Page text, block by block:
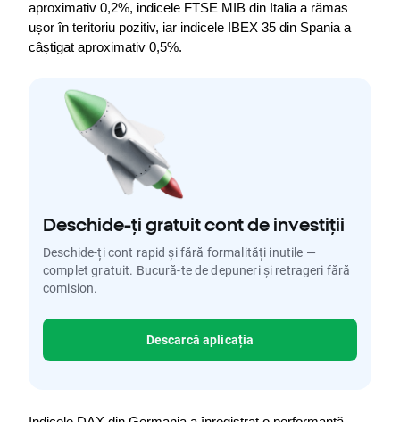
aproximativ 0,2%, indicele FTSE MIB din Italia a rămas
ușor în teritoriu pozitiv, iar indicele IBEX 35 din Spania a
câștigat aproximativ 0,5%.
Deschide-ți gratuit cont de investiții
Deschide-ți cont rapid și fără formalități inutile —
complet gratuit. Bucură-te de depuneri și retrageri fără
comision.
Descarcă aplicația